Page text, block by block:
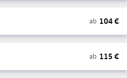
ab 104€
ab 115 €